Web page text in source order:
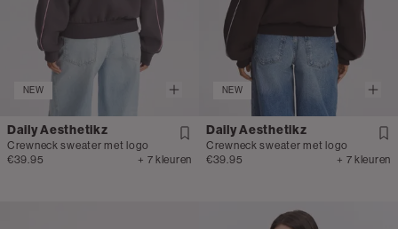
NEW
Daily Aesthetikz
Crewneck sweater met logo
€39.95
+ 7 kleuren
NEW
Daily Aesthetikz
Crewneck sweater met logo
€39.95
+ 7 kleuren